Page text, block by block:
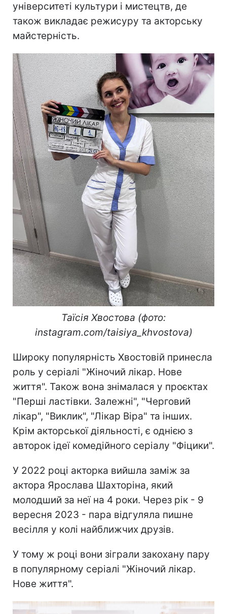
університеті культури і мистецтв, де
також викладає режисуру та акторську
майстерність.
Таїсія Хвостова (фото:
instagram.com/taisiya_khvostova)
Широку популярність Хвостовій принесла
роль у серіалі "Жіночий лікар. Нове
життя". Також вона знімалася у проєктах
"Перші ластівки. Залежні", "Черговий
лікар", "Виклик", "Лікар Віра" та інших.
Крім акторської діяльності, є однією з
авторок ідеї комедійного серіалу "Фіцики".
У 2022 році акторка вийшла заміж за
актора Ярослава Шахторіна, який
молодший за неї на 4 роки. Через рік - 9
вересня 2023 - пара відгуляла пишне
весілля у колі найближчих друзів.
У тому ж році вони зіграли закохану пару
в популярному серіалі "Жіночий лікар.
Нове життя".